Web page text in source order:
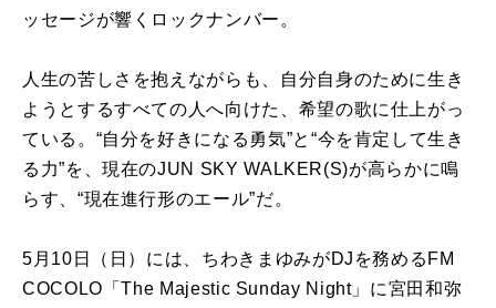
ッセージが響くロックナンバー。
人生の苦しさを抱えながらも、自分自身のために生き
ようとするすべての人へ向けた、希望の歌に仕上がっ
ている。“自分を好きになる勇気”と“今を肯定して生き
る力”を、現在のJUN SKY WALKER(S)が高らかに鳴
らす、“現在進行形のエール”だ。
5月10日（日）には、ちわきまゆみがDJを務めるFM
COCOLO「The Majestic Sunday Night」に宮田和弥